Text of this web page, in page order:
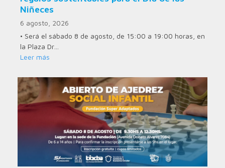
Niñeces
6 agosto, 2026
• Será el sábado 8 de agosto, de 15:00 a 19:00 horas, en
la Plaza Dr…
Leer más